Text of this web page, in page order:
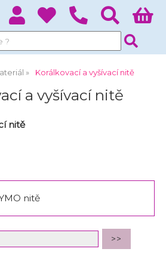
Korálkovací a vyšívací nitě
a vyšívací nitě
nitě
nitě